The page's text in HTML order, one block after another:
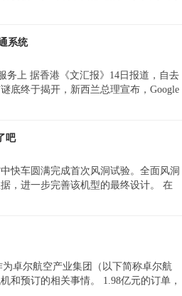
系统
务上 据香港《文汇报》14日报道，自去
底终于揭开，新西兰总理宣布，Google
吧
快车圆满完成首次风洞试验。全面风洞
，进一步完善该机型的最终设计。 在
卓尔航空产业集团（以下简称卓尔航
和预订的相关事情。 1.98亿元的订单，